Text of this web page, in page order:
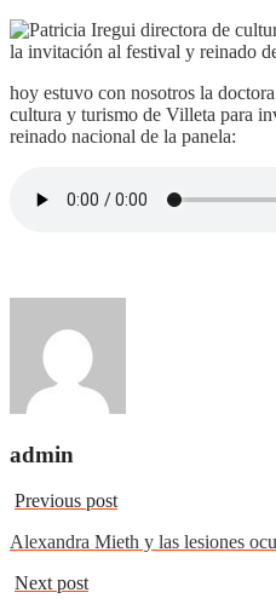
hoy estuvo con nosotros la
cultura y turismo de Villeta para
reinado nacional de la panela:
admin
Previous post
Alexandra Mieth y las lesiones
Next post